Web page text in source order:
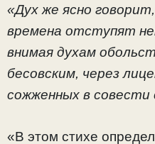
«Дух же ясно
времена отступят
внимая духам
бесовским, через
сожженных в совести
«В этом стихе